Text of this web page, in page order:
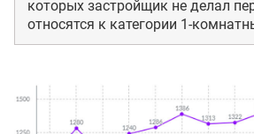
которых застройщик не делал
относятся к категории 1-